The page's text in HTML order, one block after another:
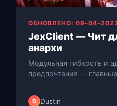
ОБНОВЛЕНО: 09-04-2022
JexClient — Чит
анархи
Модульная гибкость и
предпочтения —
исходным кодом для
D Dustin